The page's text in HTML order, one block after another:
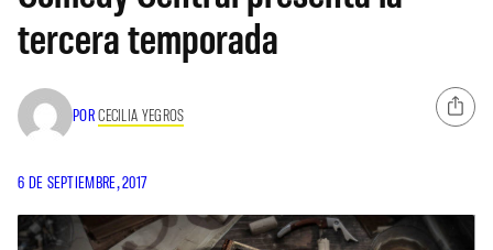
tercera temporada
PORCECILIA YEGROS
6 DE SEPTIEMBRE, 2017